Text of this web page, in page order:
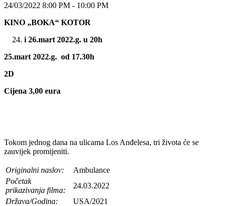
24/03/2022 8:00 PM - 10:00 PM
KINO „BOKA“ KOTOR
i 26.mart 2022.g. u 20h
25.mart 2022.g. od 17.30h
2D
Cijena 3,00 eura
Tokom jednog dana na ulicama Los Anđelesa, tri života će se
zauvijek promijeniti.
Originalni naslov:
Ambulance
Početak
prikazivanja filma:
24.03.2022
Država/Godina:
USA/2021